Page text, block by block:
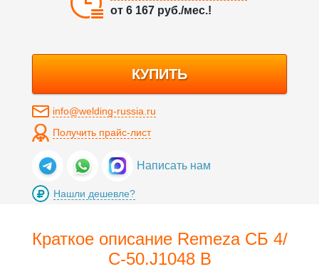
от 6 167 руб./мес.!
КУПИТЬ
info@welding-russia.ru
Получить прайс-лист
Написать нам
Нашли дешевле?
Краткое описание Remeza СБ 4/
С-50.J1048 B